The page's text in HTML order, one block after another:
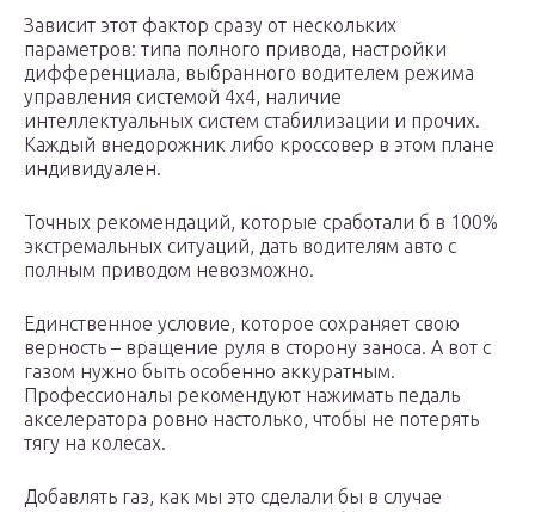
Зависит этот фактор сразу от нескольких
параметров: типа полного привода, настройки
дифференциала, выбранного водителем режима
управления системой 4х4, наличие
интеллектуальных систем стабилизации и прочих.
Каждый внедорожник либо кроссовер в этом плане
индивидуален.
Точных рекомендаций, которые сработали б в 100%
экстремальных ситуаций, дать водителям авто с
полным приводом невозможно.
Единственное условие, которое сохраняет свою
верность – вращение руля в сторону заноса. А вот с
газом нужно быть особенно аккуратным.
Профессионалы рекомендуют нажимать педаль
акселератора ровно настолько, чтобы не потерять
тягу на колесах.
Добавлять газ, как мы это сделали бы в случае